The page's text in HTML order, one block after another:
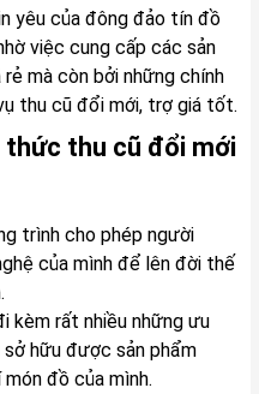
yêu của đông đảo tín đồ
việc cung cấp các sản
mà còn bởi những chính
thu cũ đổi mới, trợ giá tốt.
thức thu cũ đổi mới
trình cho phép người
của mình để lên đời thế
kèm rất nhiều những ưu
hữu được sản phẩm
đồ của mình.